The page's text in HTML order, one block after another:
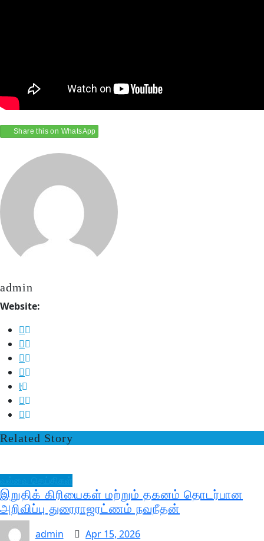
Share this on WhatsApp
admin
Website:
Related Story
இறுதிக் கிரியைகள் மற்றும் தகனம் தொடர்பான
அறிவிப்பு துரைராஜரட்ணம் நவநீதன்
admin
Apr 15, 2026